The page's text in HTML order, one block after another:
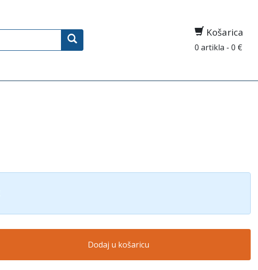
Košarica
0 artikla - 0 €
Dodaj u košaricu